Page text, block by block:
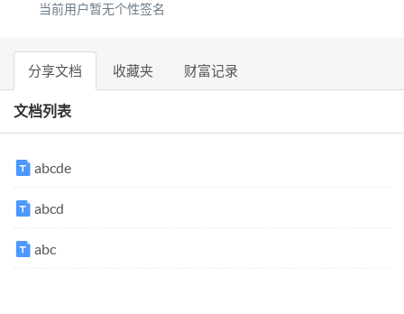
当前用户暂无个性签名
分享文档 收藏夹 财富记录
文档列表
abcde
abcd
abc